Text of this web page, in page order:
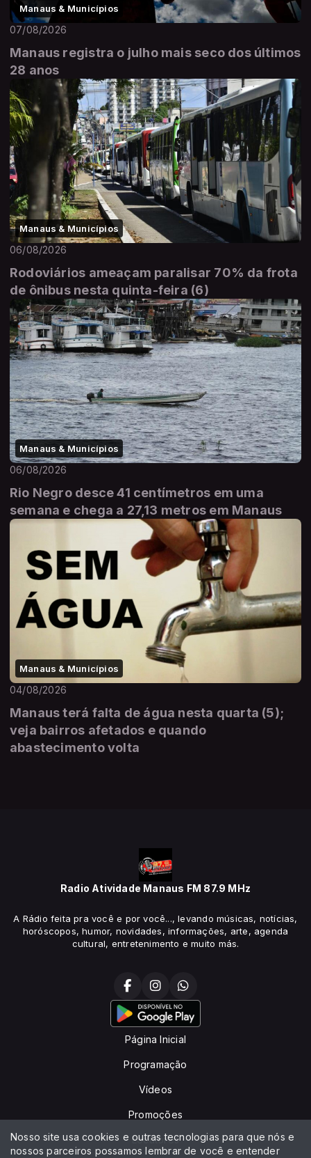
Manaus & Municípios
07/08/2026
Manaus registra o julho mais seco dos últimos
28 anos
Manaus & Municípios
06/08/2026
Rodoviários ameaçam paralisar 70% da frota
de ônibus nesta quinta-feira (6)
Manaus & Municípios
06/08/2026
Rio Negro desce 41 centímetros em uma
semana e chega a 27,13 metros em Manaus
Manaus & Municípios
04/08/2026
Manaus terá falta de água nesta quarta (5);
veja bairros afetados e quando
abastecimento volta
Radio Atividade Manaus FM 87.9 MHz
A Rádio feita pra você e por você..., levando músicas, notícias,
horóscopos, humor, novidades, informações, arte, agenda
cultural, entretenimento e muito más.
Página Inicial
Programação
Vídeos
Promoções
Locutores
Nosso site usa cookies e outras tecnologias para que nós e
nossos parceiros possamos lembrar de você e entender